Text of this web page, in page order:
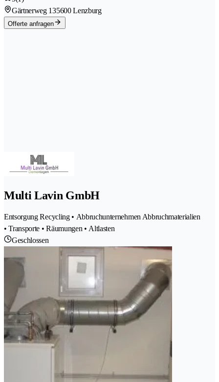
Gärtnerweg 135600 Lenzburg
Offerte anfragen
Multi Lavin GmbH
Entsorgung Recycling • Abbruchunternehmen Abbruchmaterialien
• Transporte • Räumungen • Altlasten
Geschlossen